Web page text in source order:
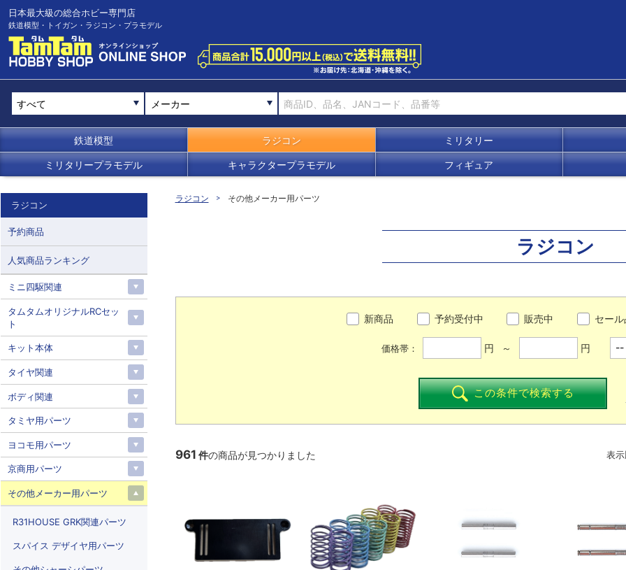
日本最大級の総合ホビー専門店
鉄道模型・トイガン・ラジコン・プラモデル
メーカー
鉄道模型 ラジコン ミリタリー
ミリタリープラモデル キャラクタープラモデル フィギュア
ラジコン その他メーカー用パーツ
ラジコン
新商品 予約受付中 販売中 セール
価格帯： 円 ～ 円
この条件で検索する
961 件の商品が見つかりました 表
ラジコン
予約商品
人気商品ランキング
ミニ四駆関連
タムタムオリジナルRCセッ
ト
キット本体
タイヤ関連
ボディ関連
タミヤ用パーツ
ヨコモ用パーツ
京商用パーツ
その他メーカー用パーツ
R31HOUSE GRK関連パーツ
スパイス デザイヤ用パーツ